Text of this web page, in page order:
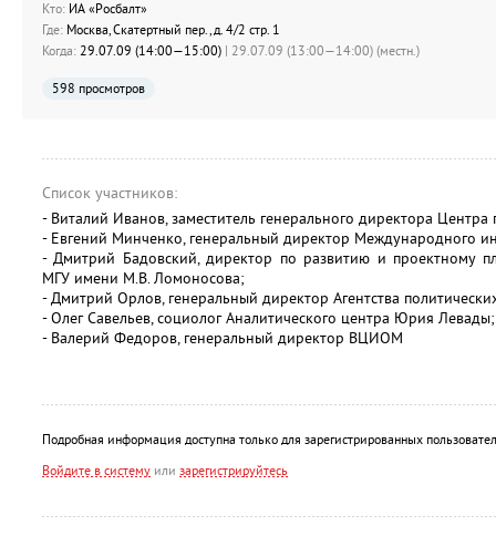
Кто: ИА «Росбалт»
Где: Москва, Скатертный пер., д. 4/2 стр. 1
Когда: 29.07.09 (14:00—15:00) | 29.07.09 (13:00—14:00) (местн.)
598 просмотров
Список участников:
- Виталий Иванов, заместитель генерального директора
- Евгений Минченко, генеральный директор Международного
- Дмитрий Бадовский, директор по развитию и проектному
МГУ имени М.В. Ломоносова;
- Дмитрий Орлов, генеральный директор Агентства
- Олег Савельев, социолог Аналитического центра Юрия Левады;
- Валерий Федоров, генеральный директор ВЦИОМ
Подробная информация доступна только для зарегистрированных
Войдите в систему или зарегистрируйтесь